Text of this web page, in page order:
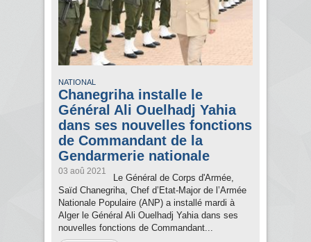
NATIONAL
Chanegriha installe le
Général Ali Ouelhadj Yahia
dans ses nouvelles fonctions
de Commandant de la
Gendarmerie nationale
03 aoû 2021
Le Général de Corps d'Armée,
Saïd Chanegriha, Chef d’Etat-Major de l’Armée
Nationale Populaire (ANP) a installé mardi à
Alger le Général Ali Ouelhadj Yahia dans ses
nouvelles fonctions de Commandant...